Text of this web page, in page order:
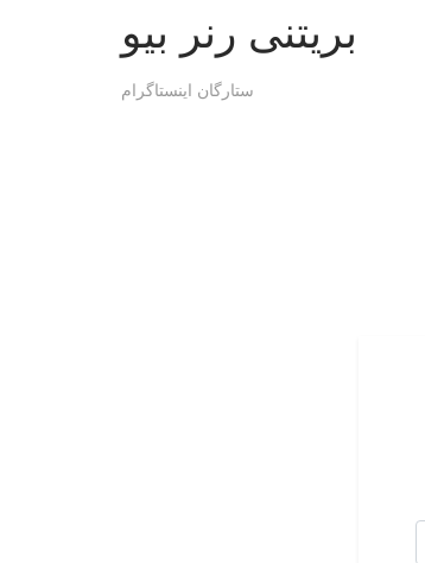
بریتنی رنر بیو
ستارگان اینستاگرام